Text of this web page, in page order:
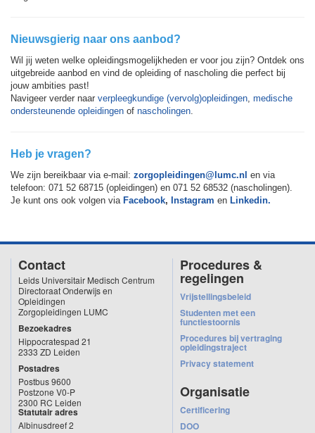
Nieuwsgierig naar ons aanbod?
Wil jij weten welke opleidingsmogelijkheden er voor jou zijn? Ontdek ons
uitgebreide aanbod en vind de opleiding of nascholing die perfect bij
jouw ambities past!
Navigeer verder naar verpleegkundige (vervolg)opleidingen, medische
ondersteunende opleidingen of nascholingen.
Heb je vragen?
We zijn bereikbaar via e-mail: zorgopleidingen@lumc.nl en via
telefoon: 071 52 68715 (opleidingen) en 071 52 68532 (nascholingen).
Je kunt ons ook volgen via Facebook, Instagram en Linkedin.
Contact
Leids Universitair Medisch Centrum
Directoraat Onderwijs en
Opleidingen
Zorgopleidingen LUMC
Bezoekadres
Hippocratespad 21
2333 ZD Leiden
Postadres
Postbus 9600
Postzone V0-P
2300 RC Leiden
Statutair adres
Albinusdreef 2
Procedures &
regelingen
Vrijstellingsbeleid
Studenten met een
functiestoornis
Procedures bij vertraging
opleidingstraject
Privacy statement
Organisatie
Certificering
DOO